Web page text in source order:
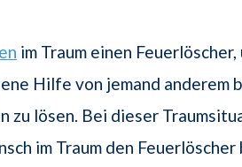
im Traum einen Feuerlöscher,
Hilfe von jemand anderem
zu lösen. Bei dieser
im Traum den